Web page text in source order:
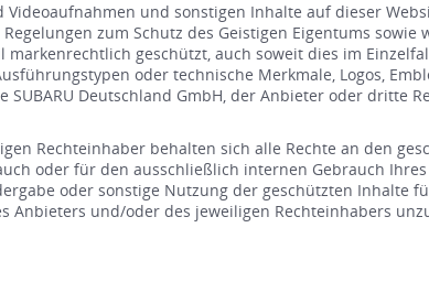
und sonstigen Inhalte auf dieser
zum Schutz des Geistigen Eigentums
geschützt, auch soweit dies im
oder technische Merkmale, Logos,
Deutschland GmbH, der Anbieter oder dritte
Rechteinhaber behalten sich alle Rechte an den
oder für den ausschließlich internen Gebrauch
oder sonstige Nutzung der geschützten Inhalte
Anbieters und/oder des jeweiligen Rechteinhabers